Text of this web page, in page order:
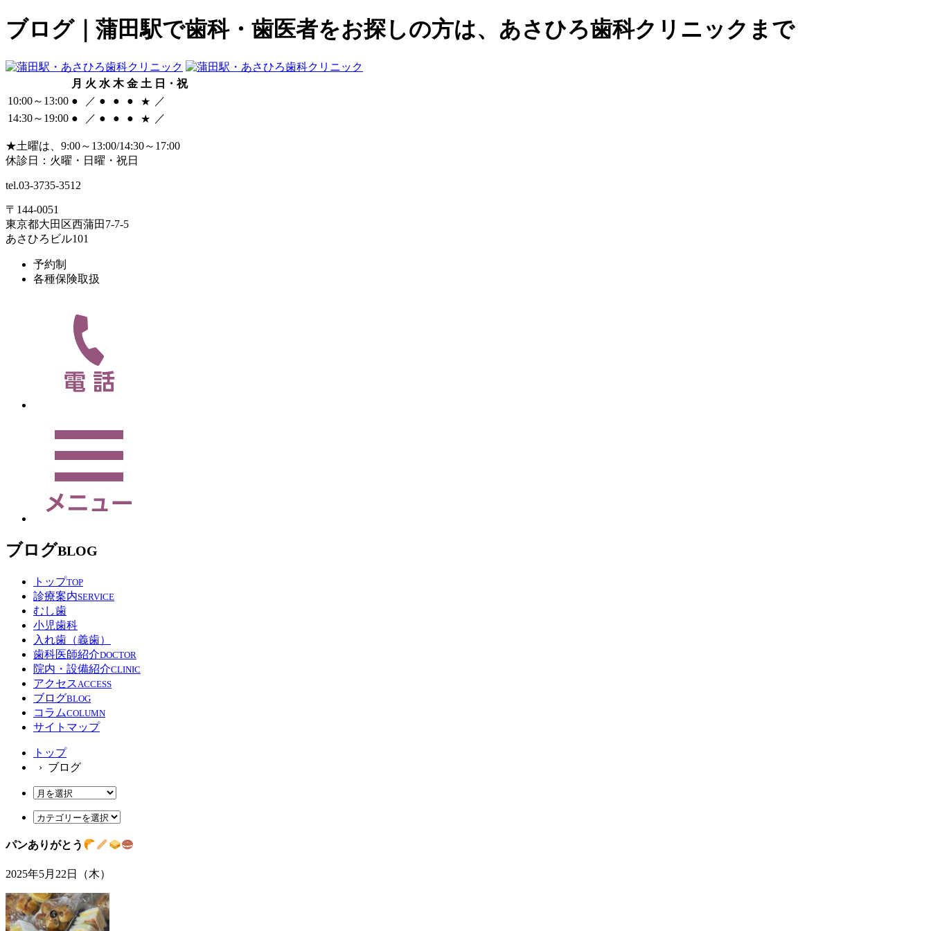
ブログ｜蒲田駅で歯科・歯医者をお探しの方は、あさひろ歯科クリニックまで
月 火 水 木 金 土 日・祝
10:00～13:00 ● ／ ● ● ● ★ ／
14:30～19:00 ● ／ ● ● ● ★ ／
★土曜は、9:00～13:00/14:30～17:00
休診日：火曜・日曜・祝日
tel.03-3735-3512
〒144-0051
東京都大田区西蒲田7-7-5
あさひろビル101
予約制
各種保険取扱
ブログBLOG
トップTOP
診療案内SERVICE
むし歯
小児歯科
入れ歯（義歯）
歯科医師紹介DOCTOR
院内・設備紹介CLINIC
アクセス ACCESS
ブログBLOG
コラムCOLUMN
サイトマップ
トップ
› ブログ
パンありがとう
2025年5月22日（木）